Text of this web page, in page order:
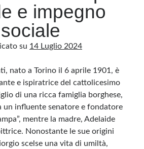
testata giornalistica, in quanto viene aggiornato
e impegno
sociale
su 14 Luglio 2024
nato a Torino il 6 aprile 1901, è
e ispiratrice del cattolicesimo
di una ricca famiglia borghese,
un influente senatore e fondatore
mentre la madre, Adelaide
Nonostante le sue origini
scelse una vita di umiltà,